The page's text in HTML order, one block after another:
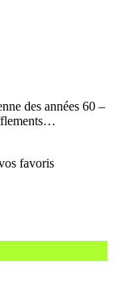
des années 60 –